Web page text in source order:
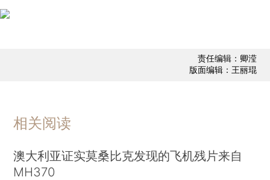
责任编辑：卿滢
版面编辑：王丽琨
相关阅读
澳大利亚证实莫桑比克发现的飞机残片来自
MH370